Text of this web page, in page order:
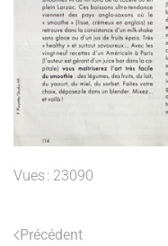
Vues : 23090
Précédent